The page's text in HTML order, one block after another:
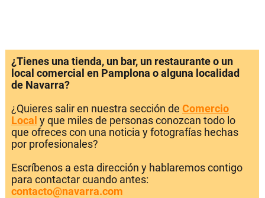
¿Tienes una tienda, un bar, un restaurante o un
local comercial en Pamplona o alguna localidad
de Navarra?
¿Quieres salir en nuestra sección de Comercio
Local y que miles de personas conozcan todo lo
que ofreces con una noticia y fotografías hechas
por profesionales?
Escríbenos a esta dirección y hablaremos contigo
para contactar cuando antes:
contacto@navarra.com